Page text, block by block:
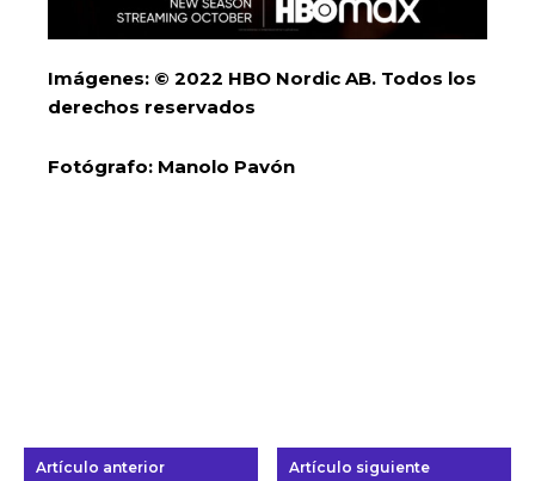
Imágenes: © 2022 HBO Nordic AB. Todos los
derechos reservados
Fotógrafo: Manolo Pavón
Artículo anterior Artículo siguiente